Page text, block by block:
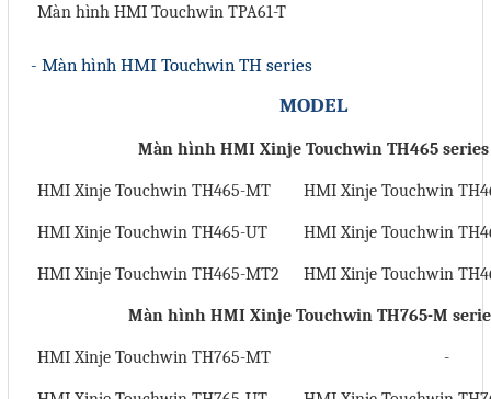
Màn hình HMI Touchwin TPA61-T
- Màn hình HMI Touchwin TH series
MODEL
Màn hình HMIXinje Touchwin TH465 series
HMI Xinje Touchwin TH465-MT HMI Xinje Touchwin
HMI Xinje Touchwin TH465-UT HMI Xinje Touchwin
HMI Xinje Touchwin TH465-MT2 HMI Xinje Touchwin
Màn hình HMIXinje Touchwin TH765-M
HMI Xinje Touchwin TH765-MT -